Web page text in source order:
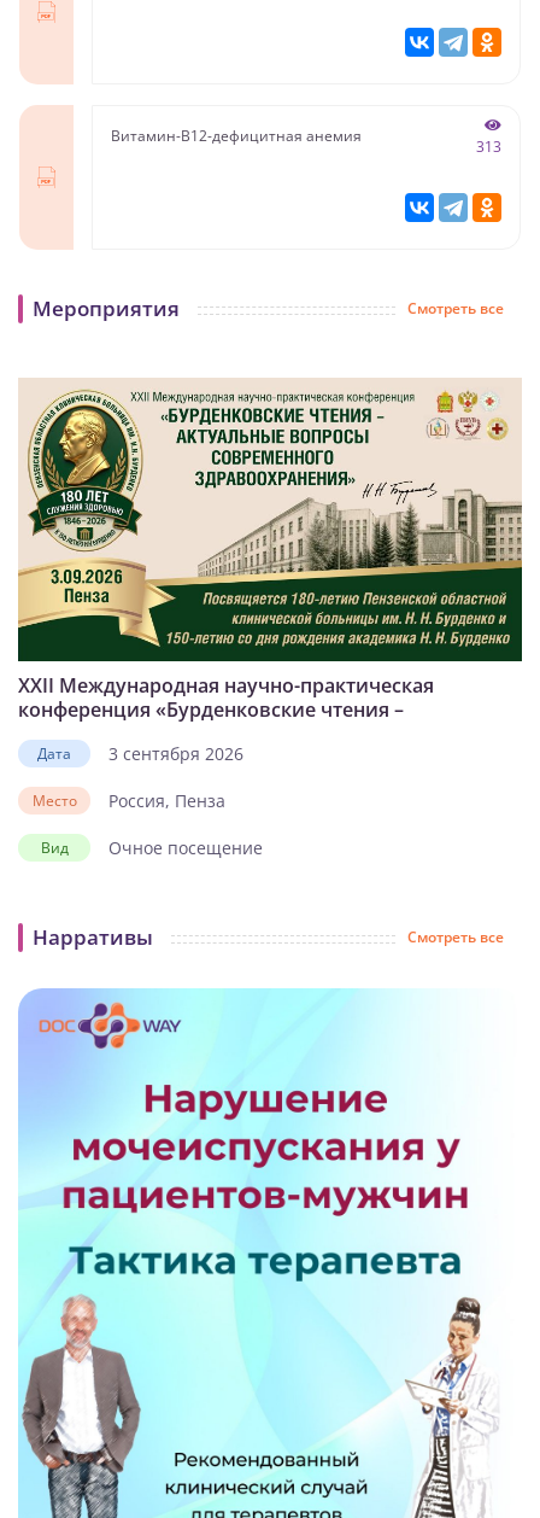
Витамин-В12-дефицитная анемия
313
Мероприятия Смотреть все
XXII Международная научно-практическая
конференция «Бурденковские чтения –
актуальные вопросы современного
здравоохранения»
Дата 3 сентября 2026
Место Россия, Пенза
Вид Очное посещение
Нарративы Смотреть все